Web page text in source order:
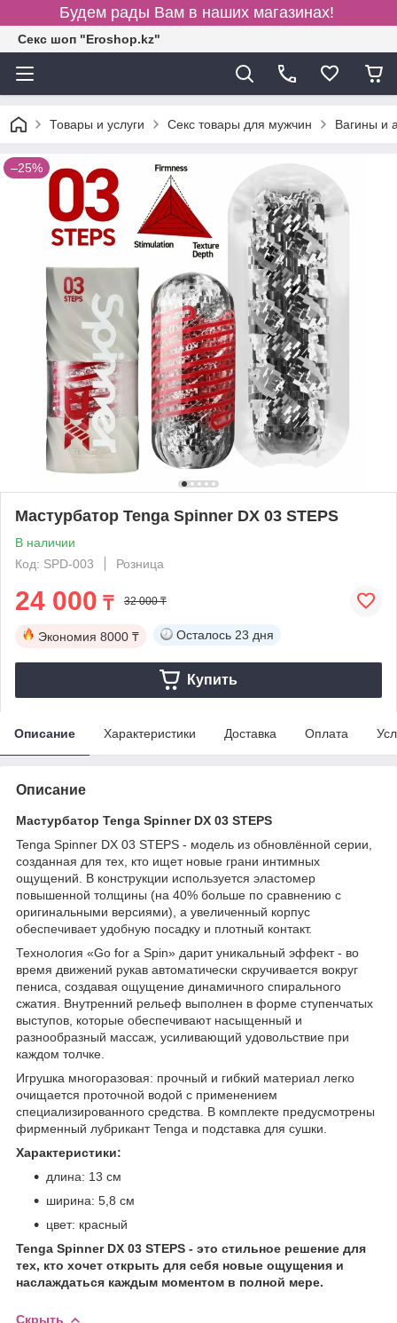
Будем рады Вам в наших магазинах!
Секс шоп "Eroshop.kz"
Товары и услуги Секс товары для мужчин Вагины и
–25%
Мастурбатор Tenga Spinner DX 03 STEPS
В наличии
Код: SPD-003
Розница
24 000 ₸ 32 000 ₸
Экономия 8000 ₸ Осталось 23 дня
Купить
Описание Характеристики Доставка Оплата
Описание
Мастурбатор Tenga Spinner DX 03 STEPS
Tenga Spinner DX 03 STEPS - модель из обновлённой серии,
созданная для тех, кто ищет новые грани интимных
ощущений. В конструкции используется эластомер
повышенной толщины (на 40% больше по сравнению с
оригинальными версиями), а увеличенный корпус
обеспечивает удобную посадку и плотный контакт.
Технология «Go for a Spin» дарит уникальный эффект - во
время движений рукав автоматически скручивается вокруг
пениса, создавая ощущение динамичного спирального
сжатия. Внутренний рельеф выполнен в форме ступенчатых
выступов, которые обеспечивают насыщенный и
разнообразный массаж, усиливающий удовольствие при
каждом толчке.
Игрушка многоразовая: прочный и гибкий материал легко
очищается проточной водой с применением
специализированного средства. В комплекте предусмотрены
фирменный лубрикант Tenga и подставка для сушки.
Характеристики:
длина: 13 см
ширина: 5,8 см
цвет: красный
Tenga Spinner DX 03 STEPS - это стильное решение для
тех, кто хочет открыть для себя новые ощущения и
наслаждаться каждым моментом в полной мере.
Скрыть